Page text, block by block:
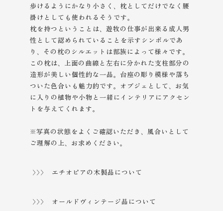
歩けるようにかなり小さく、枕としてだけでなく腰
掛けとしても使われるそうです。
枕を持つということは、遊牧の仕事が出来る成人男
性として認められていることを示すシンボルであ
り、その枕のシルエットは部族によって様々です。
この枕は、上面の曲線と左右に分かれた支柱部分の
造形が美しい個性的な一品。台座の彫り模様や落ち
ついた色合いも魅力的です。オブジェとして、お気
に入りの植物や小物と一緒にインテリアにアクセン
トを与えてくれます。
※写真の状態をよくご確認いただき、風合いとして
ご理解の上、 お求めください。
>>> エチオピアの木製品について
>>> オールドヴィンテージ品について